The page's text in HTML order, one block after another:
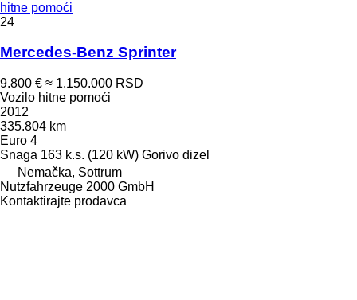
hitne pomoći
24
Mercedes-Benz Sprinter
9.800 € ≈ 1.150.000 RSD
Vozilo hitne pomoći
2012
335.804 km
Euro 4
Snaga 163 k.s. (120 kW) Gorivo dizel
Nemačka, Sottrum
Nutzfahrzeuge 2000 GmbH
Kontaktirajte prodavca